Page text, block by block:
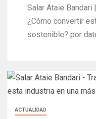
Salar Ataie Bandari
¿Cómo convertir
sostenible? por
ACTUALIDAD